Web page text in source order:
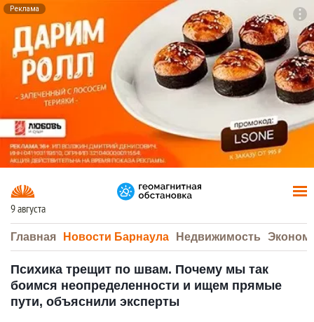
Реклама
9 августа
Главная Новости Барнаула Недвижимость
Психика трещит по швам. Почему мы так
боимся неопределенности и ищем прямые
пути, объяснили эксперты